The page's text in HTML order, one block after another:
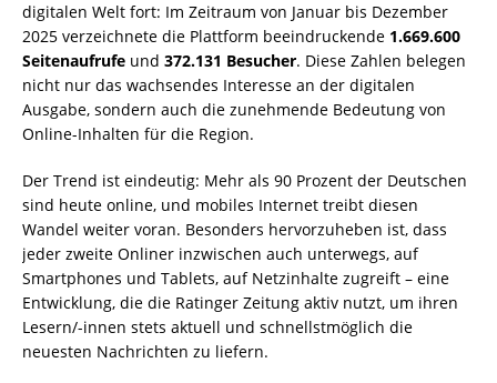
digitalen Welt fort: Im Zeitraum von Januar bis Dezember
2025 verzeichnete die Plattform beeindruckende 1.669.600
Seitenaufrufe und 372.131 Besucher. Diese Zahlen belegen
nicht nur das wachsendes Interesse an der digitalen
Ausgabe, sondern auch die zunehmende Bedeutung von
Online-Inhalten für die Region.
Der Trend ist eindeutig: Mehr als 90 Prozent der Deutschen
sind heute online, und mobiles Internet treibt diesen
Wandel weiter voran. Besonders hervorzuheben ist, dass
jeder zweite Onliner inzwischen auch unterwegs, auf
Smartphones und Tablets, auf Netzinhalte zugreift – eine
Entwicklung, die die Ratinger Zeitung aktiv nutzt, um ihren
Lesern/-innen stets aktuell und schnellstmöglich die
neuesten Nachrichten zu liefern.